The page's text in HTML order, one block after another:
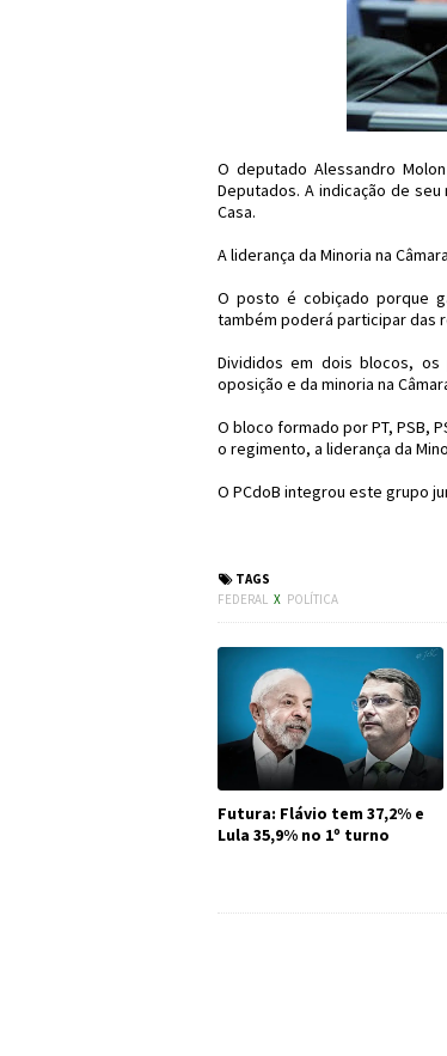
O deputado Alessandro
Deputados. A indicação de
Casa.
A liderança da Minoria na
O posto é cobiçado porque
também poderá participar das
Divididos em dois blocos, os
oposição e da minoria na
O bloco formado por PT, PSB,
o regimento, a liderança da
O PCdoB integrou este grupo
TAGS
FEDERAL X POLÍTICA
Futura: Flávio tem 37,2% e
Lula 35,9% no 1º turno